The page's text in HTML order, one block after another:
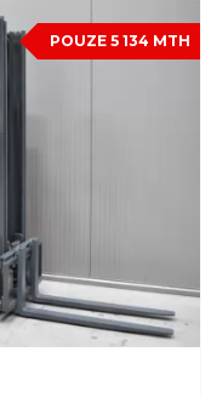
POUZE 5 134 MTH